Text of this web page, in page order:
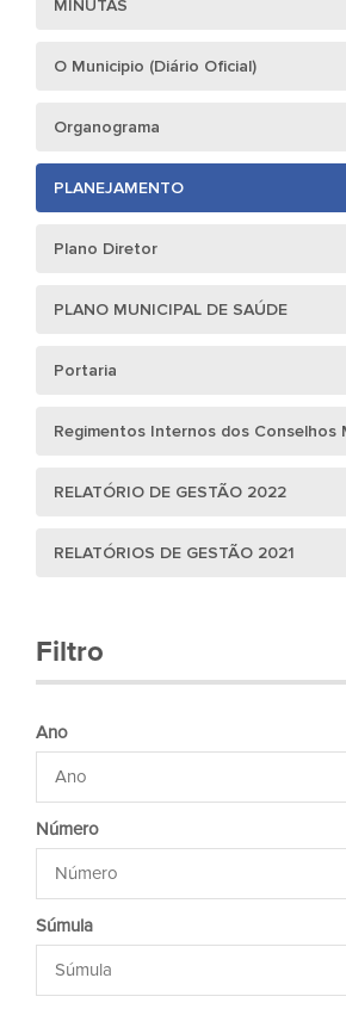
MINUTAS
O Municipio (Diário Oficial)
Organograma
PLANEJAMENTO
Plano Diretor
PLANO MUNICIPAL DE SAÚDE
Portaria
Regimentos Internos dos Conselhos
RELATÓRIO DE GESTÃO 2022
RELATÓRIOS DE GESTÃO 2021
Filtro
Ano
Número
Súmula